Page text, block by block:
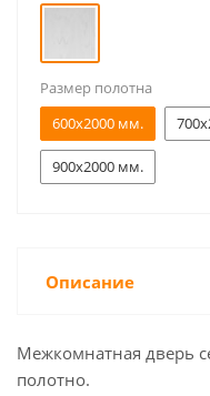
Размер полотна
600x2000 мм.
900x2000 мм.
Описание
Межкомнатная дверь
полотно.